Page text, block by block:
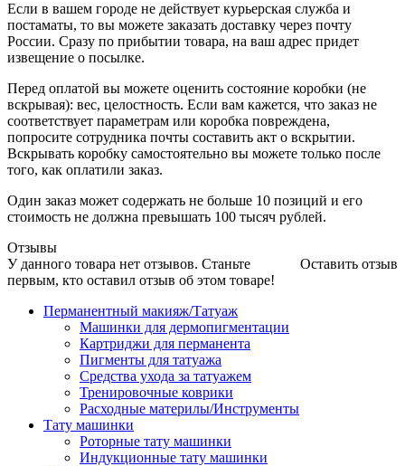
Если в вашем городе не действует курьерская служба и
постаматы, то вы можете заказать доставку через почту
России. Сразу по прибытии товара, на ваш адрес придет
извещение о посылке.
Перед оплатой вы можете оценить состояние коробки (не
вскрывая): вес, целостность. Если вам кажется, что заказ не
соответствует параметрам или коробка повреждена,
попросите сотрудника почты составить акт о вскрытии.
Вскрывать коробку самостоятельно вы можете только после
того, как оплатили заказ.
Один заказ может содержать не больше 10 позиций и его
стоимость не должна превышать 100 тысяч рублей.
Отзывы
Оставить отзыв
У данного товара нет отзывов. Станьте
первым, кто оставил отзыв об этом товаре!
Перманентный макияж/Татуаж
Машинки для дермопигментации
Картриджи для перманента
Пигменты для татуажа
Средства ухода за татуажем
Тренировочные коврики
Расходные материлы/Инструменты
Тату машинки
Роторные тату машинки
Индукционные тату машинки